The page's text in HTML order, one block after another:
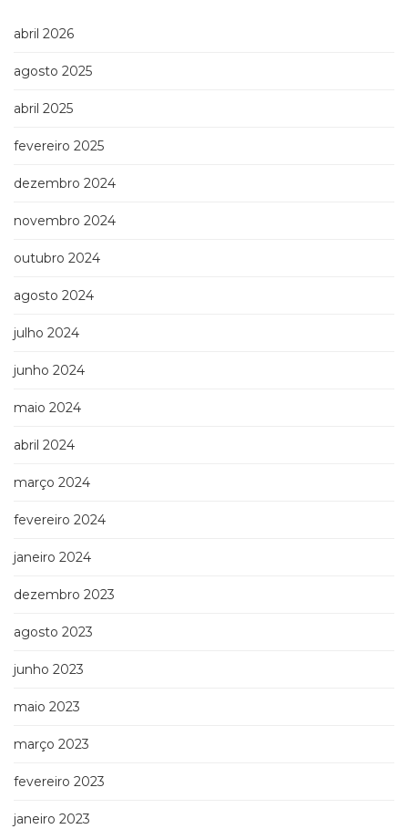
abril 2026
agosto 2025
abril 2025
fevereiro 2025
dezembro 2024
novembro 2024
outubro 2024
agosto 2024
julho 2024
junho 2024
maio 2024
abril 2024
março 2024
fevereiro 2024
janeiro 2024
dezembro 2023
agosto 2023
junho 2023
maio 2023
março 2023
fevereiro 2023
janeiro 2023